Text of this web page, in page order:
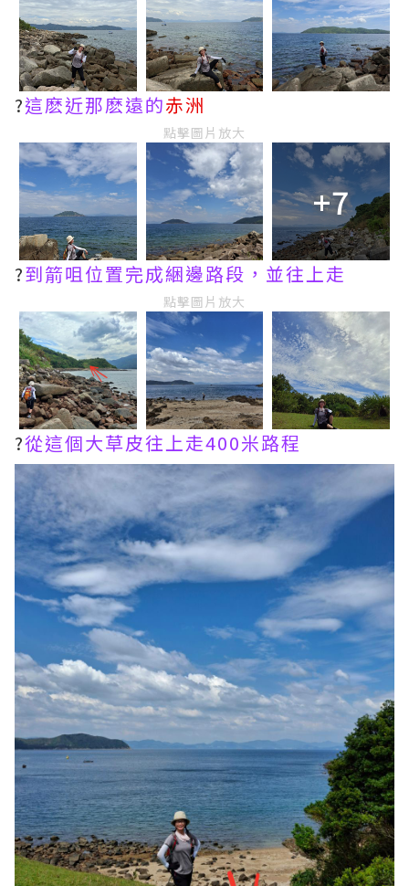
?這麽近那麽遠的赤洲
點擊圖片放大
+7
?到箭咀位置完成綑邊路段，並往上走
點擊圖片放大
?從這個大草皮往上走400米路程